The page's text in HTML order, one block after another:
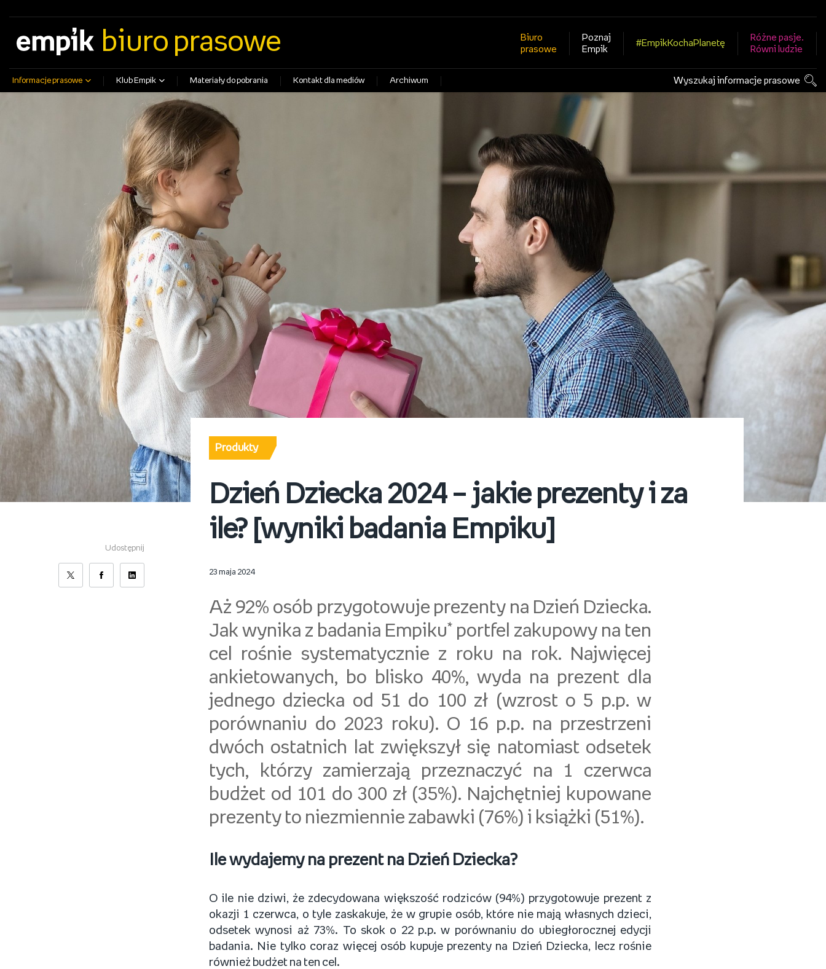
biuro prasowe
Biuro
prasowe
Poznaj
Empik
#EmpikKochaPlanetę
Różne pasje.
Równi ludzie
Informacje prasowe Klub Empik Materiały do pobrania Kontakt dla mediów Archiwum Wyszukaj informacje prasowe
Udostępnij
Produkty
Dzień Dziecka 2024 – jakie prezenty i za
ile? [wyniki badania Empiku]
23 maja 2024
Aż 92% osób przygotowuje prezenty na Dzień Dziecka.
Jak wynika z badania Empiku* portfel zakupowy na ten
cel rośnie systematycznie z roku na rok. Najwięcej
ankietowanych, bo blisko 40%, wyda na prezent dla
jednego dziecka od 51 do 100 zł (wzrost o 5 p.p. w
porównaniu do 2023 roku). O 16 p.p. na przestrzeni
dwóch ostatnich lat zwiększył się natomiast odsetek
tych, którzy zamierzają przeznaczyć na 1 czerwca
budżet od 101 do 300 zł (35%). Najchętniej kupowane
prezenty to niezmiennie zabawki (76%) i książki (51%).
Ile wydajemy na prezent na Dzień Dziecka?
O ile nie dziwi, że zdecydowana większość rodziców (94%) przygotowuje prezent z
okazji 1 czerwca, o tyle zaskakuje, że w grupie osób, które nie mają własnych dzieci,
odsetek wynosi aż 73%. To skok o 22 p.p. w porównaniu do ubiegłorocznej edycji
badania. Nie tylko coraz więcej osób kupuje prezenty na Dzień Dziecka, lecz rośnie
również budżet na ten cel.